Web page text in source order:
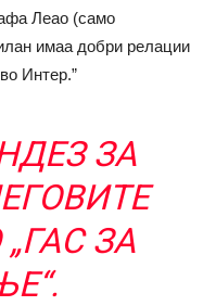
Леао (само
имаа добри релации
Интер.”
ЗА
ЗА